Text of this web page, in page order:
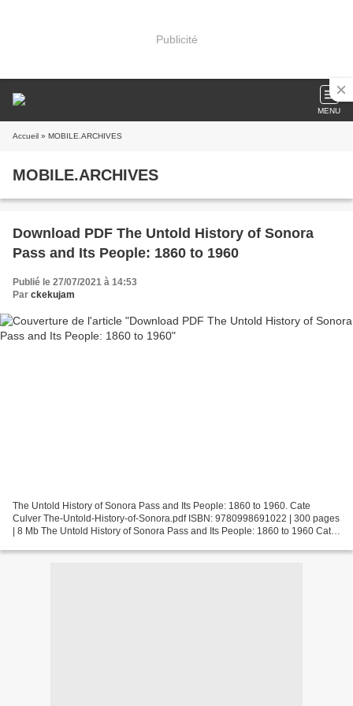
Publicité
MENU
Accueil » MOBILE.ARCHIVES
MOBILE.ARCHIVES
Download PDF The Untold History of Sonora
Pass and Its People: 1860 to 1960
Publié le 27/07/2021 à 14:53
Par ckekujam
The Untold History of Sonora Pass and Its People: 1860 to 1960. Cate
Culver The-Untold-History-of-Sonora.pdf ISBN: 9780998691022 | 300 pages
| 8 Mb The Untold History of Sonora Pass and Its People: 1860 to 1960 Cate